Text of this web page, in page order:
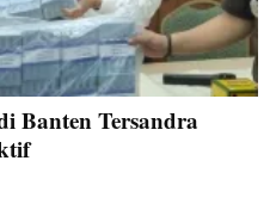
Banten Tersandra